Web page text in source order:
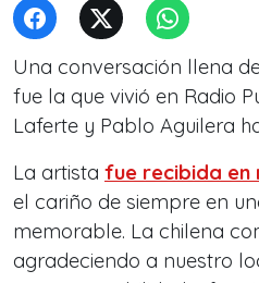
Una conversación llena
fue la que vivió en Radio
Laferte y Pablo Aguilera
La artista fue recibida en
el cariño de siempre en
memorable. La chilena
agradeciendo a nuestro